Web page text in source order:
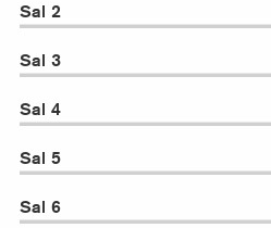
Sal 2
Sal 3
Sal 4
Sal 5
Sal 6